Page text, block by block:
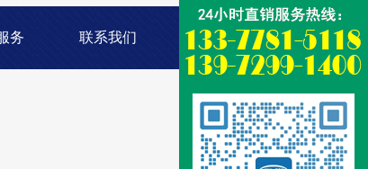
务 联系我们